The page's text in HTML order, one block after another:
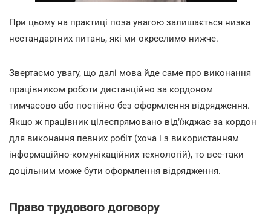
При цьому на практиці поза увагою залишається низка
нестандартних питань, які ми окреслимо нижче.
Звертаємо увагу, що далі мова йде саме про виконання
працівником роботи дистанційно за кордоном
тимчасово або постійно без оформлення відрядження.
Якщо ж працівник цілеспрямовано від'їжджає за кордон
для виконання певних робіт (хоча і з використанням
інформаційно-комунікаційних технологій), то все-таки
доцільним може бути оформлення відрядження.
Право трудового договору